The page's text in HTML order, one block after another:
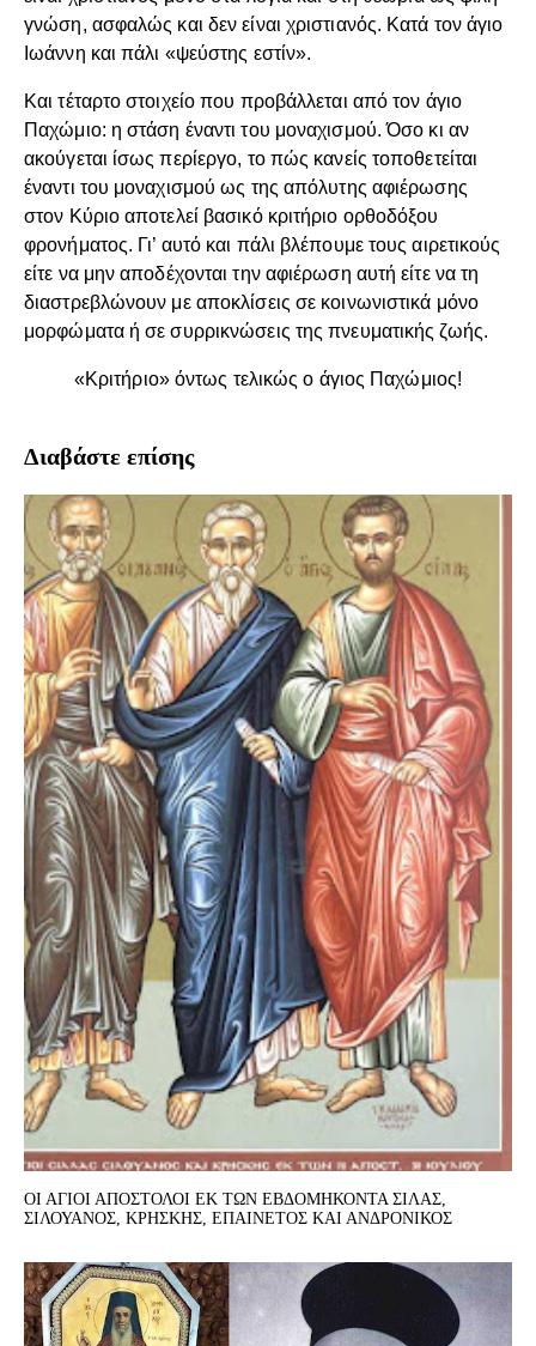
γνώση, ασφαλώς και δεν είναι χριστιανός. Κατά τον άγιο
Ιωάννη και πάλι «ψεύστης εστίν».
Και τέταρτο στοιχείο που προβάλλεται από τον άγιο
Παχώμιο: η στάση έναντι του μοναχισμού. Όσο κι αν
ακούγεται ίσως περίεργο, το πώς κανείς τοποθετείται
έναντι του μοναχισμού ως της απόλυτης αφιέρωσης
στον Κύριο αποτελεί βασικό κριτήριο ορθοδόξου
φρονήματος. Γι’ αυτό και πάλι βλέπουμε τους αιρετικούς
είτε να μην αποδέχονται την αφιέρωση αυτή είτε να τη
διαστρεβλώνουν με αποκλίσεις σε κοινωνιστικά μόνο
μορφώματα ή σε συρρικνώσεις της πνευματικής ζωής.
«Κριτήριο» όντως τελικώς ο άγιος Παχώμιος!
Διαβάστε επίσης
ΟΙ ΑΓΙΟΙ ΑΠΟΣΤΟΛΟΙ ΕΚ ΤΩΝ ΕΒΔΟΜΗΚΟΝΤΑ ΣΙΛΑΣ,
ΣΙΛΟΥΑΝΟΣ, ΚΡΗΣΚΗΣ, ΕΠΑΙΝΕΤΟΣ ΚΑΙ ΑΝΔΡΟΝΙΚΟΣ